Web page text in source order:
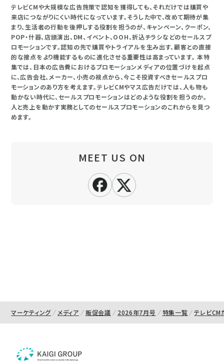
テレビCMや大規模な広告施策で認知を獲得しても、それだけでは購買や
来店につながりにくい時代になっています。そうした中で、改めて期待が集
まり、生活者の行動を後押しする役割を担うのが、キャンペーン、クーポン、
POP・什器、店頭演出、DM、イベント、OOH、折込チラシなどのセールスプ
ロモーションです。認知の先で購買やトライアルを生み出す、顧客との直接
的な接点をより機能するものに進化させる重要性は高まっています。 本特
集では、日本の広告費におけるプロモーションメディアの位置づけを起点
に、広告会社、メーカー、小売の視点から、今こそ投資すべきセールスプロ
モーションのあり方を考えます。テレビCMやマス広告だけでは、人も物も
動かない時代に、セールスプロモーションはどのような役割を担うのか。
人と売上を動かす実務としてのセールスプロモーションのこれからを見つ
めます。
MEET US ON
マーケティング メディア 販促会議 2026年7月号 特集一覧 テレビCM